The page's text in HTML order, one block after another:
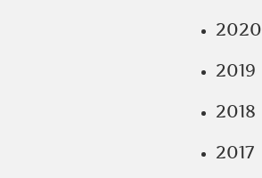
2020
2019
2018
2017